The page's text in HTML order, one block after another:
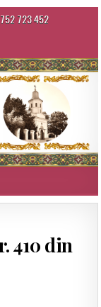
723 452
410 din